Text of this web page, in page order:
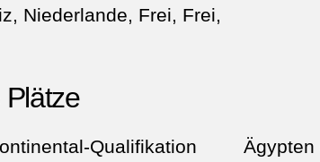
Niederlande, Frei, Frei,
Qualifikation
Ägypten